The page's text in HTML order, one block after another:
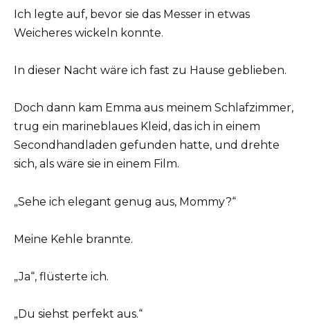
Ich legte auf, bevor sie das Messer in etwas
Weicheres wickeln konnte.
In dieser Nacht wäre ich fast zu Hause geblieben.
Doch dann kam Emma aus meinem Schlafzimmer,
trug ein marineblaues Kleid, das ich in einem
Secondhandladen gefunden hatte, und drehte
sich, als wäre sie in einem Film.
„Sehe ich elegant genug aus, Mommy?“
Meine Kehle brannte.
„Ja“, flüsterte ich.
„Du siehst perfekt aus.“